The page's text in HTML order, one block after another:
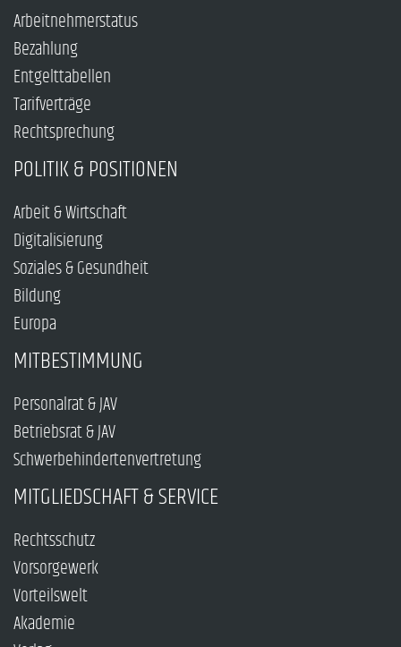
Arbeitnehmerstatus
Bezahlung
Entgelttabellen
Tarifverträge
Rechtsprechung
POLITIK & POSITIONEN
Arbeit & Wirtschaft
Digitalisierung
Soziales & Gesundheit
Bildung
Europa
MITBESTIMMUNG
Personalrat & JAV
Betriebsrat & JAV
Schwerbehindertenvertretung
MITGLIEDSCHAFT & SERVICE
Rechtsschutz
Vorsorgewerk
Vorteilswelt
Akademie